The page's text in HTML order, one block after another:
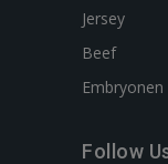
Jersey
Beef
Embryonen
Follow